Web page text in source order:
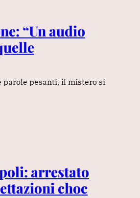
“Un audio
parole pesanti, il mistero si
arrestato
choc